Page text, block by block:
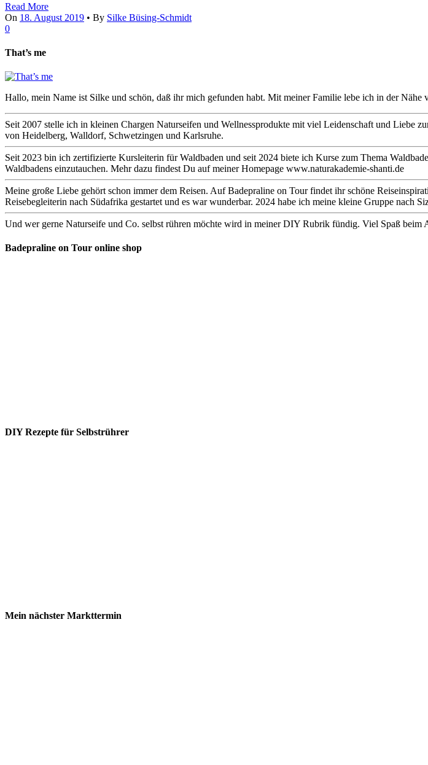
Read More
On 18. August 2019 • By Silke Büsing-Schmidt
0
That’s me
Hallo, mein Name ist Silke und schön, daß ihr mich gefunden habt. Mit meiner Familie lebe ich in der Nähe
Seit 2007 stelle ich in kleinen Chargen Naturseifen und Wellnessprodukte mit viel Leidenschaft und
von Heidelberg, Walldorf, Schwetzingen und Karlsruhe.
Seit 2023 bin ich zertifizierte Kursleiterin für Waldbaden und seit 2024 biete ich Kurse zum Thema
Waldbadens einzutauchen. Mehr dazu findest Du auf meiner Homepage www.naturakademie-shanti.de
Meine große Liebe gehört schon immer dem Reisen. Auf Badepraline on Tour findet ihr schöne
Reisebegleiterin nach Südafrika gestartet und es war wunderbar. 2024 habe ich meine kleine Gruppe nach
Und wer gerne Naturseife und Co. selbst rühren möchte wird in meiner DIY Rubrik fündig. Viel Spaß beim
Badepraline on Tour online shop
DIY Rezepte für Selbstrührer
Mein nächster Markttermin